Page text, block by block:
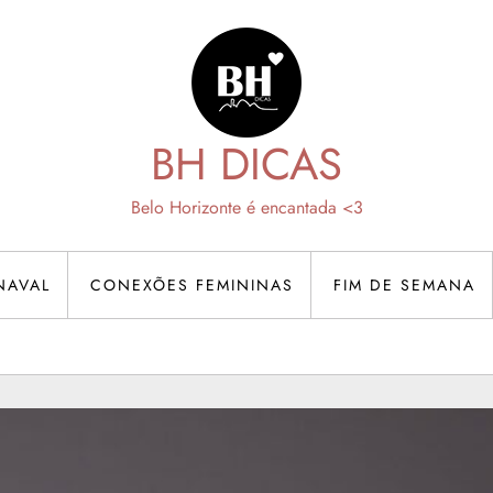
BH DICAS
Belo Horizonte é encantada <3
CONEXÕES FEMININAS FIM DE SEMANA